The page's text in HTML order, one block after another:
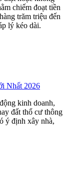
chiếm đoạt tiền
trăm triệu đến
lý kéo dài.
Nhất 2026
kinh doanh,
đất thổ cư thông
ý định xây nhà,